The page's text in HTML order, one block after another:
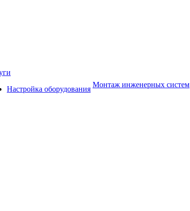
Настройка оборудования
Монтаж инженерных систем